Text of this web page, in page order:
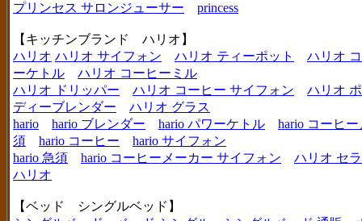
プリンセス サロンジューサー
princess
【キッチンブランド ハリオ】
ハリオ ハリオ サイフォン ハリオ ティーポット
ハリオ
ーケトル
ハリオ コーヒーミル
ハリオ ドリッパー
ハリオ コーヒー サイフォン
ハリオ
ディーブレンダー
ハリオ グラス
hario
hario ブレンダー hario パワーケトル
hario コーヒ
須
hario コーヒー
hario サイフォン
hario 急須
hario コーヒーメーカー サイフォン
ハリオ セ
ハリオ
【ベッド シングルベッド】